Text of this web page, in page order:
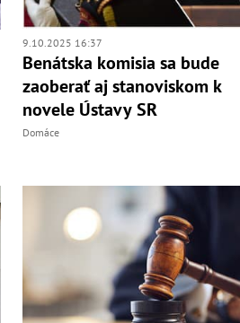
9.10.2025 16:37
Benátska komisia sa bude
zaoberať aj stanoviskom k
novele Ústavy SR
Domáce